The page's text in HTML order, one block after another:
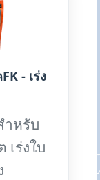
- เร่ง
ำหรับ
เร่งใบ